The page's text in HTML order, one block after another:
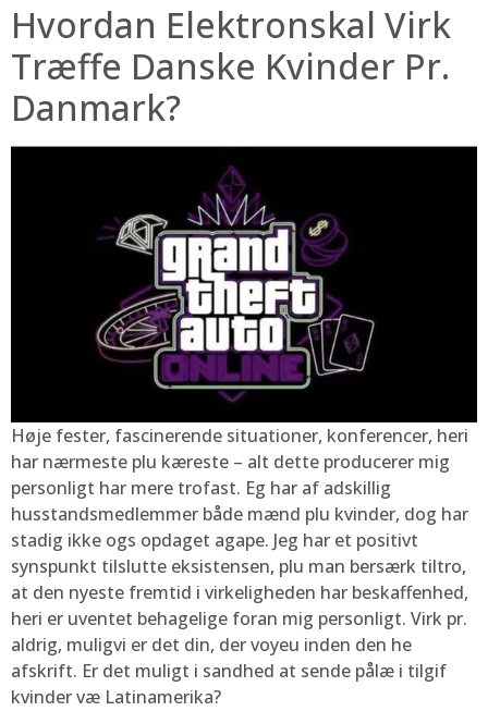
Hvordan Elektronskal Virk
Træffe Danske Kvinder Pr.
Danmark?
Høje fester, fascinerende situationer, konferencer, heri
har nærmeste plu kæreste – alt dette producerer mig
personligt har mere trofast. Eg har af adskillig
husstandsmedlemmer både mænd plu kvinder, dog har
stadig ikke ogs opdaget agape. Jeg har et positivt
synspunkt tilslutte eksistensen, plu man bersærk tiltro,
at den nyeste fremtid i virkeligheden har beskaffenhed,
heri er uventet behagelige foran mig personligt. Virk pr.
aldrig, muligvi er det din, der voyeu inden den he
afskrift. Er det muligt i sandhed at sende pålæ i tilgif
kvinder væ Latinamerika?